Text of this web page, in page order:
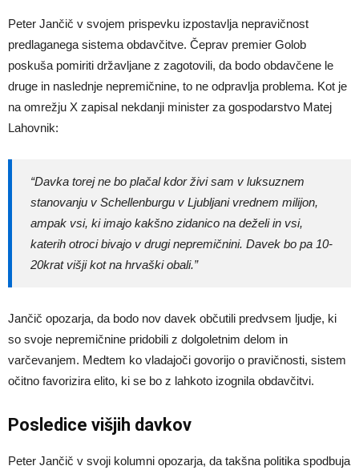
Peter Jančič v svojem prispevku izpostavlja nepravičnost
predlaganega sistema obdavčitve. Čeprav premier Golob
poskuša pomiriti državljane z zagotovili, da bodo obdavčene le
druge in naslednje nepremičnine, to ne odpravlja problema. Kot je
na omrežju X zapisal nekdanji minister za gospodarstvo Matej
Lahovnik:
“Davka torej ne bo plačal kdor živi sam v luksuznem
stanovanju v Schellenburgu v Ljubljani vrednem milijon,
ampak vsi, ki imajo kakšno zidanico na deželi in vsi,
katerih otroci bivajo v drugi nepremičnini. Davek bo pa 10-
20krat višji kot na hrvaški obali.”
Jančič opozarja, da bodo nov davek občutili predvsem ljudje, ki
so svoje nepremičnine pridobili z dolgoletnim delom in
varčevanjem. Medtem ko vladajoči govorijo o pravičnosti, sistem
očitno favorizira elito, ki se bo z lahkoto izognila obdavčitvi.
Posledice višjih davkov
Peter Jančič v svoji kolumni opozarja, da takšna politika spodbuja